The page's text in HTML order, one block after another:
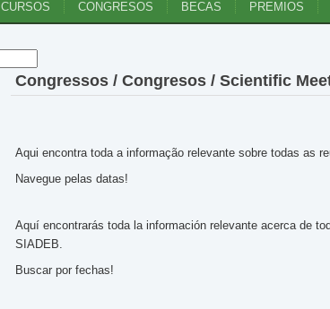
CURSOS CONGRESOS BECAS PREMIOS
Congressos / Congresos / Scientific
Aqui encontra toda a informação relevante sobre todas as
Navegue pelas datas!
Aquí encontrarás toda la información relevante acerca de
SIADEB.
Buscar por fechas!